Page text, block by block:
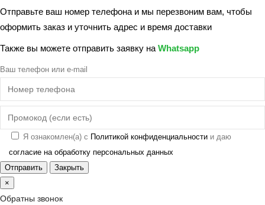
Отправьте ваш номер телефона и мы перезвоним вам, чтобы
оформить заказ и уточнить адрес и время доставки
Также вы можете отправить заявку на Whatsapp
Ваш телефон или e-mail
Я ознакомлен(а) с Политикой конфиденциальности и даю
согласие на обработку персональных данных
Отправить
Закрыть
×
Обратны звонок